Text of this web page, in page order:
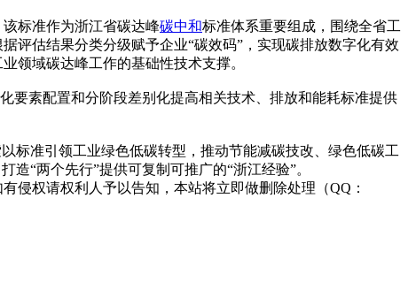
标准作为浙江省碳达峰碳中和标准体系重要组成，围绕全省工
评估结果分类分级赋予企业“碳效码”，实现碳排放数字化有效
领域碳达峰工作的基础性技术支撑。
要素配置和分阶段差别化提高相关技术、排放和能耗标准提供
标准引领工业绿色低碳转型，推动节能减碳技改、绿色低碳工
“两个先行”提供可复制可推广的“浙江经验”。
侵权请权利人予以告知，本站将立即做删除处理（QQ：